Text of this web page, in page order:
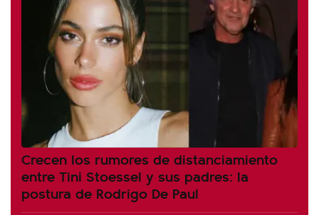
Crecen los rumores de distanciamiento
entre Tini Stoessel y sus padres: la
postura de Rodrigo De Paul